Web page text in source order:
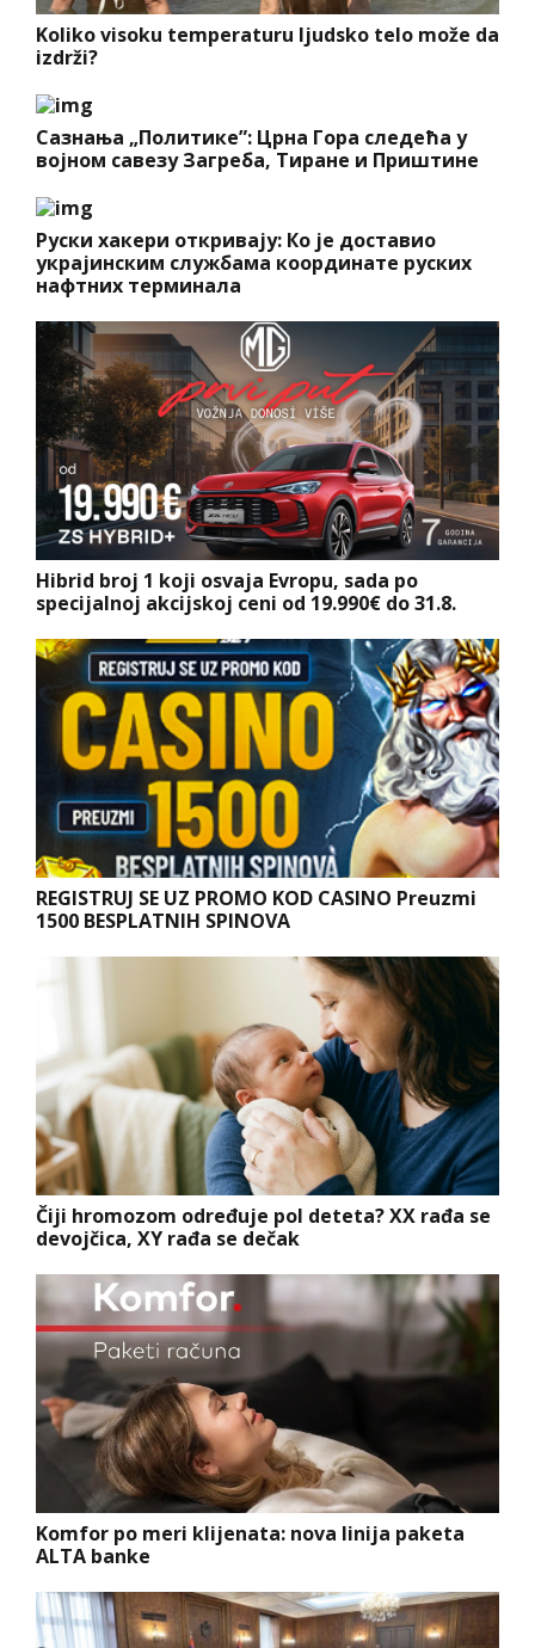
Koliko visoku temperaturu ljudsko telo može da
izdrži?
Сазнања „Политике”: Црна Гора следећа у
војном савезу Загреба, Тиране и Приштине
Руски хакери откривају: Ко је доставио
украјинским службама координате руских
нафтних терминала
Hibrid broj 1 koji osvaja Evropu, sada po
specijalnoj akcijskoj ceni od 19.990€ do 31.8.
REGISTRUJ SE UZ PROMO KOD CASINO Preuzmi
1500 BESPLATNIH SPINOVA
Čiji hromozom određuje pol deteta? XX rađa se
devojčica, XY rađa se dečak
Komfor po meri klijenata: nova linija paketa
ALTA banke